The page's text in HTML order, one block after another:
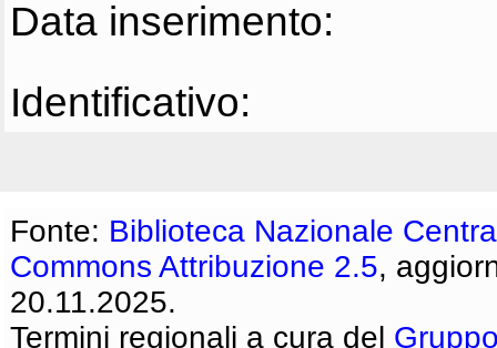
Data inserimento:
Identificativo:
Fonte: Biblioteca Nazionale
Commons Attribuzione 2.5,
20.11.2025.
Termini regionali a cura del